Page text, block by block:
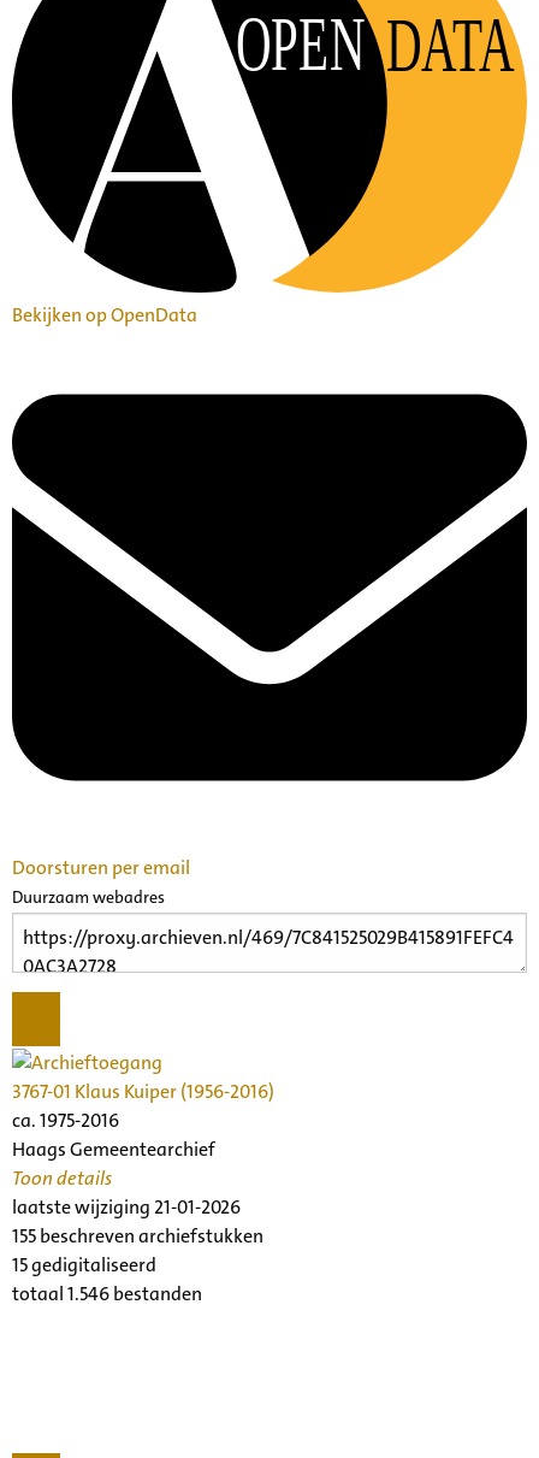
OPEN DATA
Bekijken op OpenData
Doorsturen per email
Duurzaam webadres
3767-01 Klaus Kuiper (1956-2016)
ca. 1975-2016
Haags Gemeentearchief
Toon details
Datering:
ca. 1975-2016
Beschrijving:
Inventaris van het archief van Klaus Kuiper, musicus,
laatste wijziging 21-01-2026
155 beschreven archiefstukken
15 gedigitaliseerd
totaal 1.546 bestanden